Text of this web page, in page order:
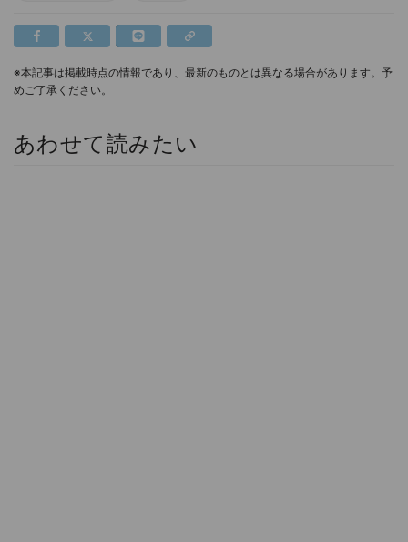
※本記事は掲載時点の情報であり、最新のものとは異なる場合があります。予
めご了承ください。
あわせて読みたい